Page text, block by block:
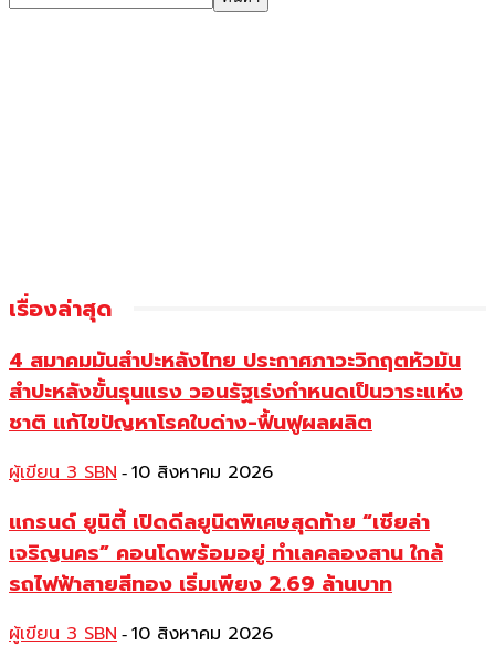
เรื่องล่าสุด
4 สมาคมมันสำปะหลังไทย ประกาศภาวะวิกฤตหัวมัน
สำปะหลังขั้นรุนแรง วอนรัฐเร่งกำหนดเป็นวาระแห่ง
ชาติ แก้ไขปัญหาโรคใบด่าง-ฟื้นฟูผลผลิต
ผู้เขียน 3 SBN - 10 สิงหาคม 2026
แกรนด์ ยูนิตี้ เปิดดีลยูนิตพิเศษสุดท้าย “เซียล่า
เจริญนคร” คอนโดพร้อมอยู่ ทำเลคลองสาน ใกล้
รถไฟฟ้าสายสีทอง เริ่มเพียง 2.69 ล้านบาท
ผู้เขียน 3 SBN - 10 สิงหาคม 2026